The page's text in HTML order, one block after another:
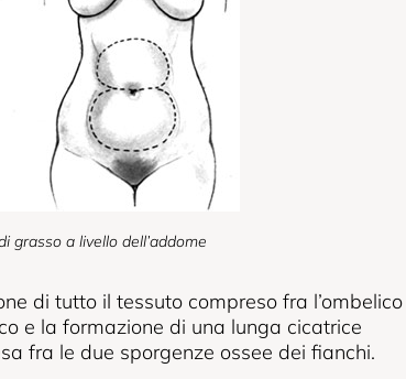
grasso a livello dell’addome
di tutto il tessuto compreso fra l’ombelico
e la formazione di una lunga cicatrice
fra le due sporgenze ossee dei fianchi.